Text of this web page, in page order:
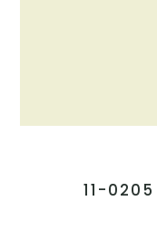
11-0205